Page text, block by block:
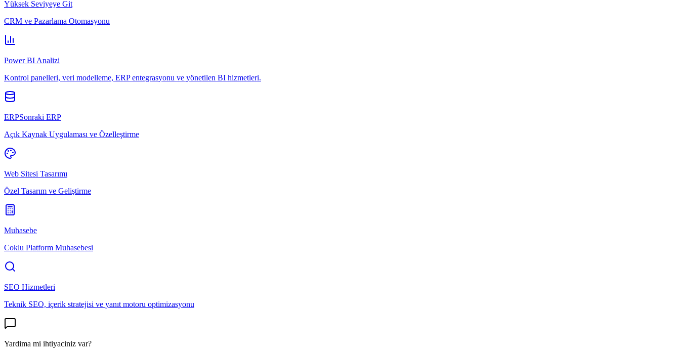
Yüksek Seviyeye Git
CRM ve Pazarlama Otomasyonu
Power BI Analizi
Kontrol panelleri, veri modelleme, ERP entegrasyonu ve yönetilen BI hizmetleri.
ERPSonraki ERP
Açık Kaynak Uygulaması ve Özelleştirme
Web Sitesi Tasarımı
Özel Tasarım ve Geliştirme
Muhasebe
Coklu Platform Muhasebesi
SEO Hizmetleri
Teknik SEO, içerik stratejisi ve yanıt motoru optimizasyonu
Yardima mi ihtiyaciniz var?